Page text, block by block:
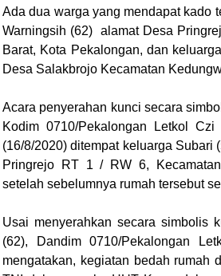
Ada dua warga yang mendapat kado
Warningsih (62) alamat Desa
Barat, Kota Pekalongan, dan
Desa Salakbrojo Kecamatan
Acara penyerahan kunci secara
Kodim 0710/Pekalongan Letkol
(16/8/2020) ditempat keluarga
Pringrejo RT 1 / RW 6,
setelah sebelumnya rumah tersebut
Usai menyerahkan secara simbolis
(62), Dandim 0710/Pekalongan
mengatakan, kegiatan bedah rumah